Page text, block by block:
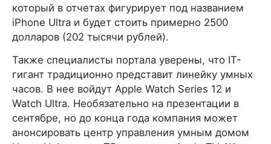
который в отчетах фигурирует под названием
iPhone Ultra и будет стоить примерно 2500
долларов (202 тысячи рублей).
Также специалисты портала уверены, что IT-
гигант традиционно представит линейку умных
часов. В нее войдут Apple Watch Series 12 и
Watch Ultra. Необязательно на презентации в
сентябре, но до конца года компания может
анонсировать центр управления умным домом